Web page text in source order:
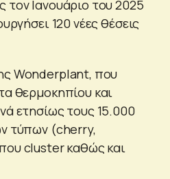
Ιανουάριο του 2025
120 νέες θέσεις
Wonderplant, που
θερμοκηπίου και
ετησίως τους 15.000
τύπων (cherry,
cluster καθώς και